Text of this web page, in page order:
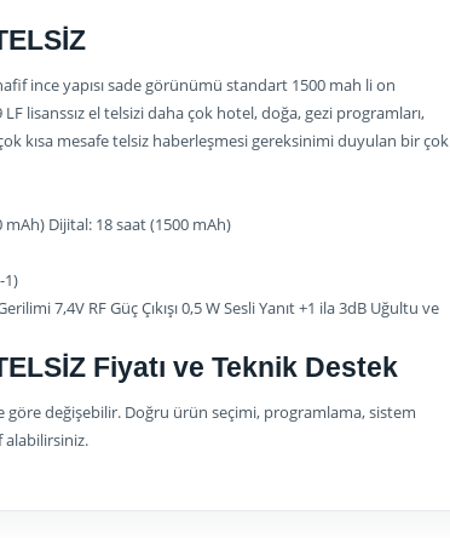
ince yapısı sade görünümü standart 1500 mah li on
LF lisanssız el telsizi daha çok hotel, doğa, gezi programları,
kısa mesafe telsiz haberleşmesi gereksinimi duyulan bir çok
Dijital: 18 saat (1500 mAh)
1)
7,4V RF Güç Çıkışı 0,5 W Sesli Yanıt +1 ila 3dB Uğultu ve
Fiyatı ve Teknik Destek
değişebilir. Doğru ürün seçimi, programlama, sistem
alabilirsiniz.